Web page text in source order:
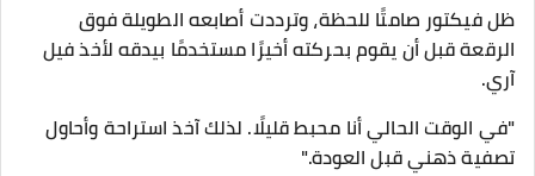
ظل فيكتور صامتًا للحظة، وترددت أصابعه الطويلة فوق
الرقعة قبل أن يقوم بحركته أخيرًا مستخدمًا بيدقه لأخذ فيل
آري.
"في الوقت الحالي أنا محبط قليلًا. لذلك آخذ استراحة وأحاول
تصفية ذهني قبل العودة."